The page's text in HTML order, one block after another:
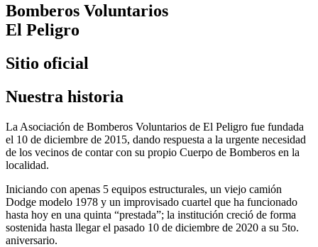
Bomberos Voluntarios
El Peligro
Sitio oficial
Nuestra historia
La Asociación de Bomberos Voluntarios de El Peligro fue fundada
el 10 de diciembre de 2015, dando respuesta a la urgente necesidad
de los vecinos de contar con su propio Cuerpo de Bomberos en la
localidad.
Iniciando con apenas 5 equipos estructurales, un viejo camión
Dodge modelo 1978 y un improvisado cuartel que ha funcionado
hasta hoy en una quinta “prestada”; la institución creció de forma
sostenida hasta llegar el pasado 10 de diciembre de 2020 a su 5to.
aniversario.